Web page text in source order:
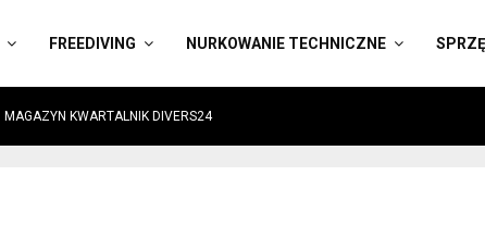
FREEDIVING NURKOWANIE TECHNICZNE
MAGAZYN KWARTALNIK DIVERS24